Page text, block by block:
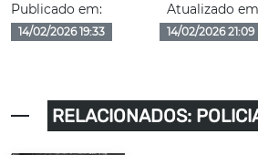
Publicado em:
14/02/2026 19:33
Atualizado
14/02/2026 21:09
RELACIONADOS: